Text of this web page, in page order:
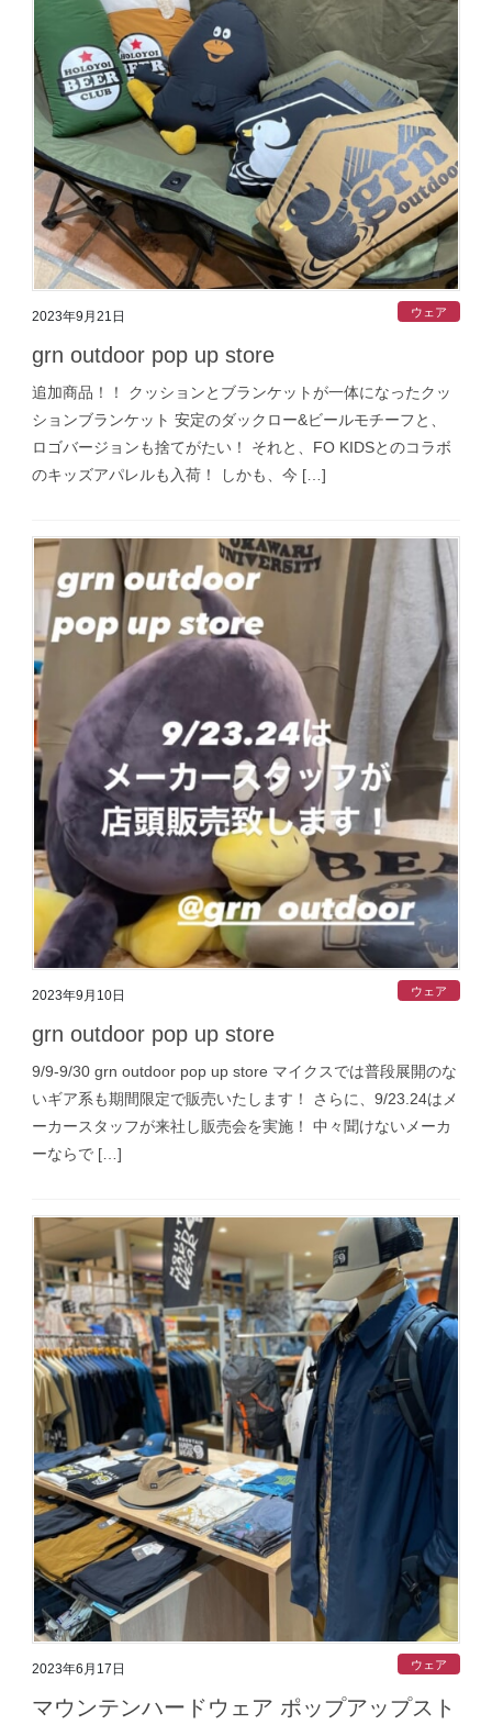
2023年9月21日 ウェア
grn outdoor pop up store
追加商品！！ クッションとブランケットが一体になったクッ
ションブランケット 安定のダックロー&ビールモチーフと、
ロゴバージョンも捨てがたい！ それと、FO KIDSとのコラボ
のキッズアパレルも入荷！ しかも、今 […]
2023年9月10日 ウェア
grn outdoor pop up store
9/9-9/30 grn outdoor pop up store マイクスでは普段展開のな
いギア系も期間限定で販売いたします！ さらに、9/23.24はメ
ーカースタッフが来社し販売会を実施！ 中々聞けないメーカ
ーならで […]
2023年6月17日 ウェア
マウンテンハードウェア ポップアップスト